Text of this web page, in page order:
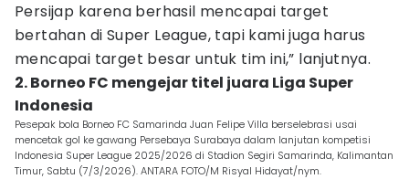
Persijap karena berhasil mencapai target
bertahan di Super League, tapi kami juga harus
mencapai target besar untuk tim ini,” lanjutnya.
2. Borneo FC mengejar titel juara Liga Super
Indonesia
Pesepak bola Borneo FC Samarinda Juan Felipe Villa berselebrasi usai
mencetak gol ke gawang Persebaya Surabaya dalam lanjutan kompetisi
Indonesia Super League 2025/2026 di Stadion Segiri Samarinda, Kalimantan
Timur, Sabtu (7/3/2026). ANTARA FOTO/M Risyal Hidayat/nym.